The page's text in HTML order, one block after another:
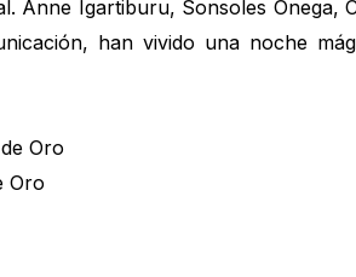
Anne Igartiburu, Sonsoles Ónega,
han vivido una noche
Oro